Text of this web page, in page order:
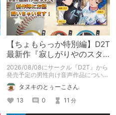
【ちょもらっか特別編】D2T
最新作『寂しがりやのスタ
ーダストと触れあって』制
作陣にインタビュー！🎤
2026/08/08にサークル『D2T』から
発売予定の男性向け音声作品について
逆神ラニさんと不束こけしさんにお話
聞いちゃいました！夏コミに関する告
知もあります！
タヌキのとぅーこさん
13
0 11 分